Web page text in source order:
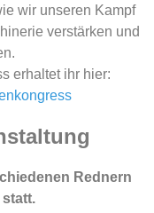
wir unseren Kampf
verstärken und
erhaltet ihr hier:
Rednern